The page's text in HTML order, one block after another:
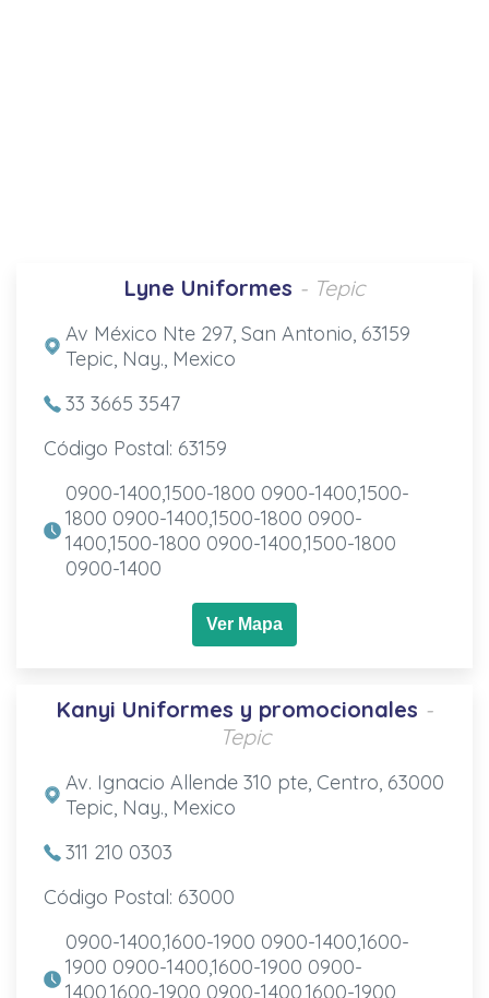
Lyne Uniformes - Tepic
Av México Nte 297, San Antonio, 63159
Tepic, Nay., Mexico
33 3665 3547
Código Postal: 63159
0900-1400,1500-1800 0900-1400,1500-
1800 0900-1400,1500-1800 0900-
1400,1500-1800 0900-1400,1500-1800
0900-1400
Ver Mapa
Kanyi Uniformes y promocionales -
Tepic
Av. Ignacio Allende 310 pte, Centro, 63000
Tepic, Nay., Mexico
311 210 0303
Código Postal: 63000
0900-1400,1600-1900 0900-1400,1600-
1900 0900-1400,1600-1900 0900-
1400,1600-1900 0900-1400,1600-1900